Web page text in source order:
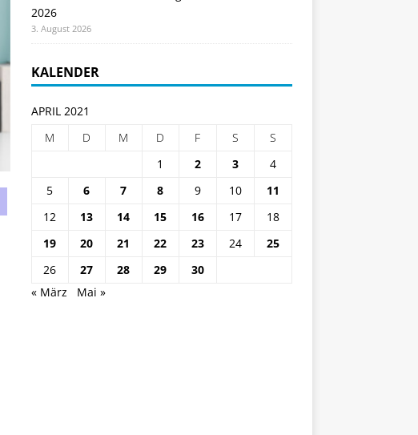
2026
3. August 2026
KALENDER
APRIL 2021
M
D M D F S
S
1
2 3
4
5
6 7 8 9 10
11
12
13 14 15 16 17
18
19
20 21 22 23 24
25
26
27 28 29
30
« März
Mai »